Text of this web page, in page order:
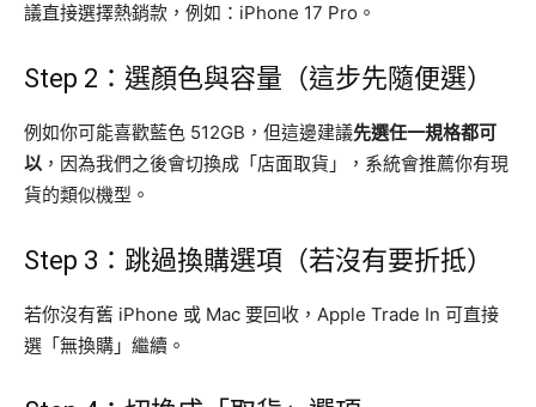
議直接選擇熱銷款，例如：iPhone 17 Pro。
Step 2：選顏色與容量（這步先隨便選）
例如你可能喜歡藍色 512GB，但這邊建議先選任一規格都可
以 ，因為我們之後會切換成「店面取貨」，系統會推薦你有現
貨的類似機型。
Step 3：跳過換購選項（若沒有要折抵）
若你沒有舊 iPhone 或 Mac 要回收，Apple Trade In 可直接
選「無換購」繼續。